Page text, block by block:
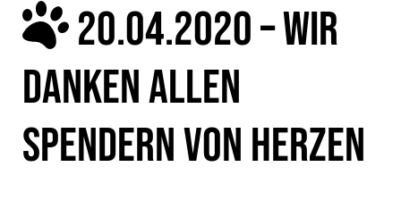
20.04.2020 – WIR
DANKEN ALLEN
SPENDERN VON HERZEN